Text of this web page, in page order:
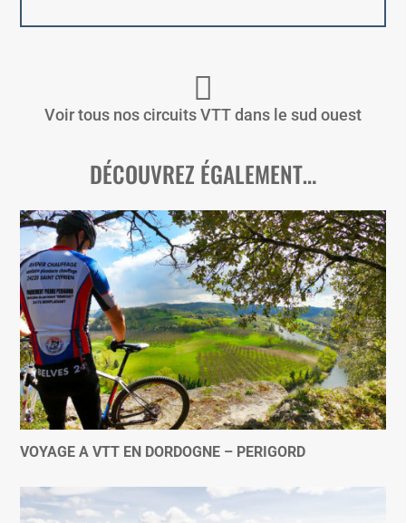
Voir tous nos circuits VTT dans le sud ouest
DÉCOUVREZ ÉGALEMENT…
VOYAGE A VTT EN DORDOGNE – PERIGORD